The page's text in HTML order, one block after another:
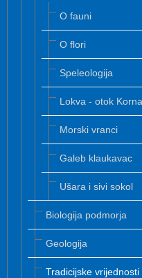
O fauni
O flori
Speleologija
Lokva - otok
Morski vranci
Galeb klaukavac
Ušara i sivi sokol
Biologija podmorja
Geologija
Tradicijske vrijednosti